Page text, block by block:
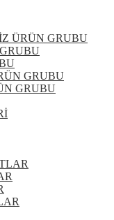
ÜRÜN GRUBU
GRUBU
GRUBU